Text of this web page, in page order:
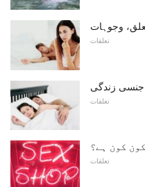
وجوہات
تعلقات
جنسی زندگی
تعلقات
کون ہے؟
تعلقات